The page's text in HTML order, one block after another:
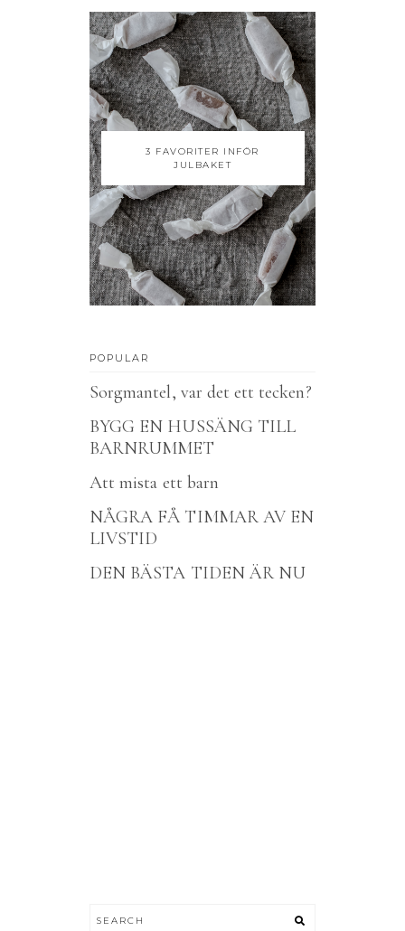
3 FAVORITER INFÖR
JULBAKET
POPULAR
Sorgmantel, var det ett tecken?
BYGG EN HUSSÄNG TILL
BARNRUMMET
Att mista ett barn
NÅGRA FÅ TIMMAR AV EN
LIVSTID
DEN BÄSTA TIDEN ÄR NU